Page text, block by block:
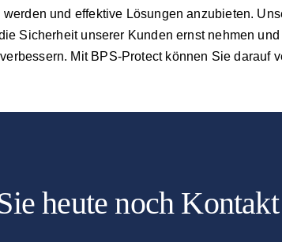
und effektive Lösungen anzubieten.
Sicherheit unserer Kunden ernst nehmen
Mit BPS-Protect können Sie darauf
heute noch